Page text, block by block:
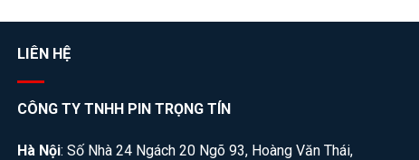
LIÊN HỆ
CÔNG TY TNHH PIN TRỌNG TÍN
Hà Nội: Số Nhà 24 Ngách 20 Ngõ 93, Hoàng Văn Thái,